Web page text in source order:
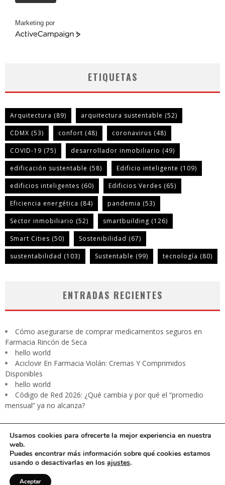
Marketing por
ActiveCampaign
ETIQUETAS
Arquitectura (89) arquitectura sustentable (52)
CDMX (53) confort (48) coronavirus (48)
COVID-19 (75) desarrollador inmobiliario (49)
edificación sustentable (58) Edificio inteligente (109)
edificios inteligentes (60) Edificios Verdes (65)
Eficiencia energética (84) pandemia (53)
Sector inmobiliario (52) smartbuilding (126)
Smart Cities (50) Sostenibilidad (67)
sustentabilidad (103) Sustentable (99) tecnología (80)
ENTRADAS RECIENTES
Cómo asegurarse de comprar medicamentos seguros en
Farmacia Rincón de Seca
hello world
Aciclovir En Farmacia Violán: Cremas Y Comprimidos
Disponibles
hello world
Código de Red 2026: ¿Qué cambia y por qué el “promedio
mensual” ya no alcanza?
CARTA PRESIDENTE
Usamos cookies para ofrecerte la mejor experiencia en nuestra
web.
Puedes encontrar más información sobre qué cookies estamos
usando o desactivarlas en los ajustes.
Aceptar